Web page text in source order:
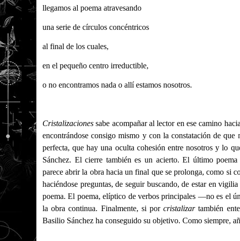
llegamos al poema atravesando
una serie de círculos concéntricos
al final de los cuales,
en el pequeño centro irreductible,
o no encontramos nada o allí estamos nosotros.
Cristalizaciones sabe acompañar al lector en ese camino
encontrándose consigo mismo y con la constatación de
perfecta, que hay una oculta cohesión entre nosotros y lo
Sánchez. El cierre también es un acierto. El último
parece abrir la obra hacia un final que se prolonga, como si
haciéndose preguntas, de seguir buscando, de estar en
poema. El poema, elíptico de verbos principales —no es el
la obra continua. Finalmente, si porcristalizartambién
Basilio Sánchez ha conseguido su objetivo. Como siempre,